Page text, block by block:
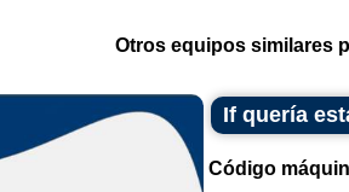
Otros equipos similares
If quería
Código